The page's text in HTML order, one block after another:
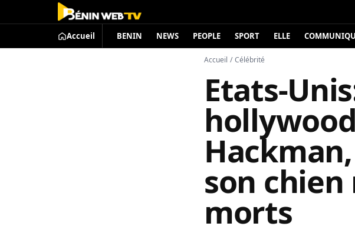
Accueil BENIN NEWS PEOPLE SPORT ELLE
Accueil / Célébrité
Etats-
son
morts